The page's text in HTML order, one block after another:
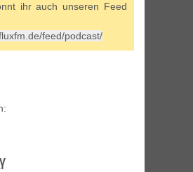
ihr auch unseren Feed
feed/podcast/